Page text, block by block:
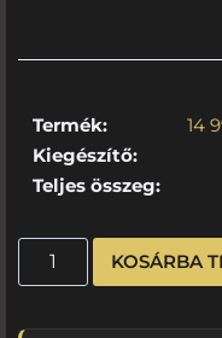
Termék: 14
Kiegészítő:
Teljes összeg:
KOSÁRBA